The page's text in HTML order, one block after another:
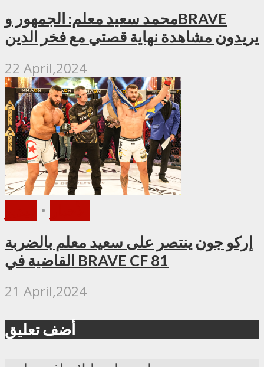
محمد سعيد معلم: الجمهور وBRAVE
يريدون مشاهدة نهاية قصتي مع فخر الدين
22 April,2024
•
إركو جون ينتصر على سعيد معلم بالضربة
القاضية في BRAVE CF 81
21 April,2024
أضف تعليق